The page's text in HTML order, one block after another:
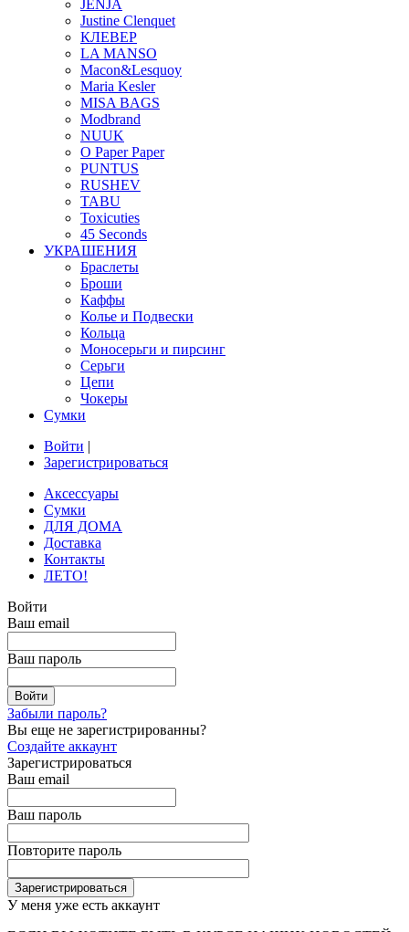
JENJA
Justine Clenquet
КЛЕВЕР
LA MANSO
Macon&Lesquoy
Maria Kesler
MISA BAGS
Modbrand
NUUK
O Paper Paper
PUNTUS
RUSHEV
TABU
Toxicuties
45 Seconds
УКРАШЕНИЯ
Браслеты
Броши
Каффы
Колье и Подвески
Кольца
Моносерьги и пирсинг
Серьги
Цепи
Чокеры
Сумки
Войти |
Зарегистрироваться
Аксессуары
Сумки
ДЛЯ ДОМА
Доставка
Контакты
ЛЕТО!
Войти
Ваш email
Ваш пароль
Забыли пароль?
Вы еще не зарегистрированны?
Создайте аккаунт
Зарегистрироваться
Ваш email
Ваш пароль
Повторите пароль
У меня уже есть аккаунт